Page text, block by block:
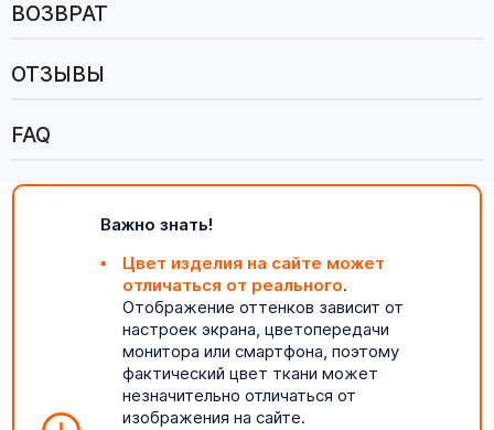
ВОЗВРАТ
ОТЗЫВЫ
FAQ
Важно знать!
Цвет изделия на сайте может
отличаться от реального.
Отображение оттенков зависит от
настроек экрана, цветопередачи
монитора или смартфона, поэтому
фактический цвет ткани может
незначительно отличаться от
изображения на сайте.